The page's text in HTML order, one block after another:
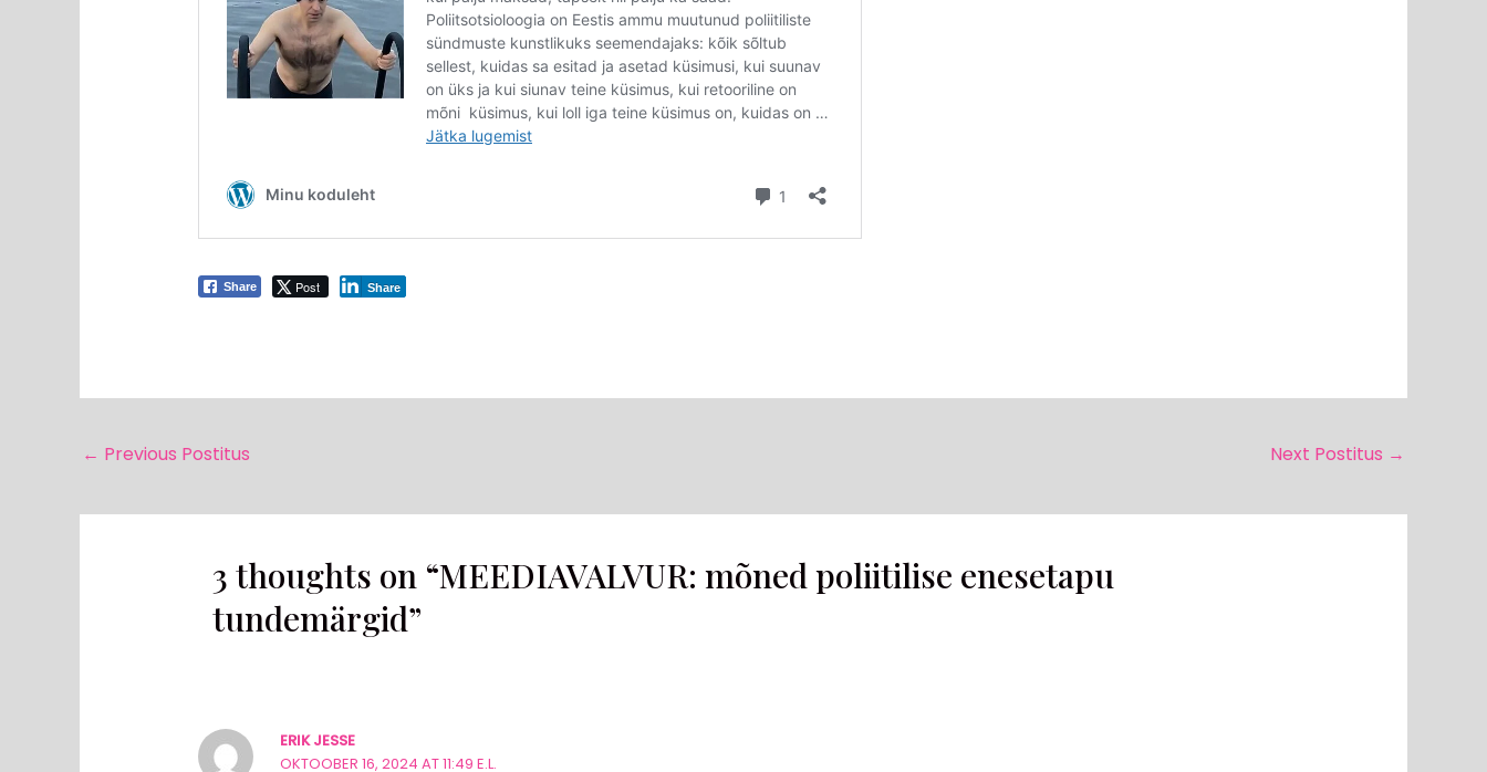
Share Post Share
← Previous Postitus Next Postitus →
3 thoughts on “MEEDIAVALVUR: mõned poliitilise enesetapu
tundemärgid”
ERIK JESSE
OKTOOBER 16, 2024 AT 11:49 E.L.